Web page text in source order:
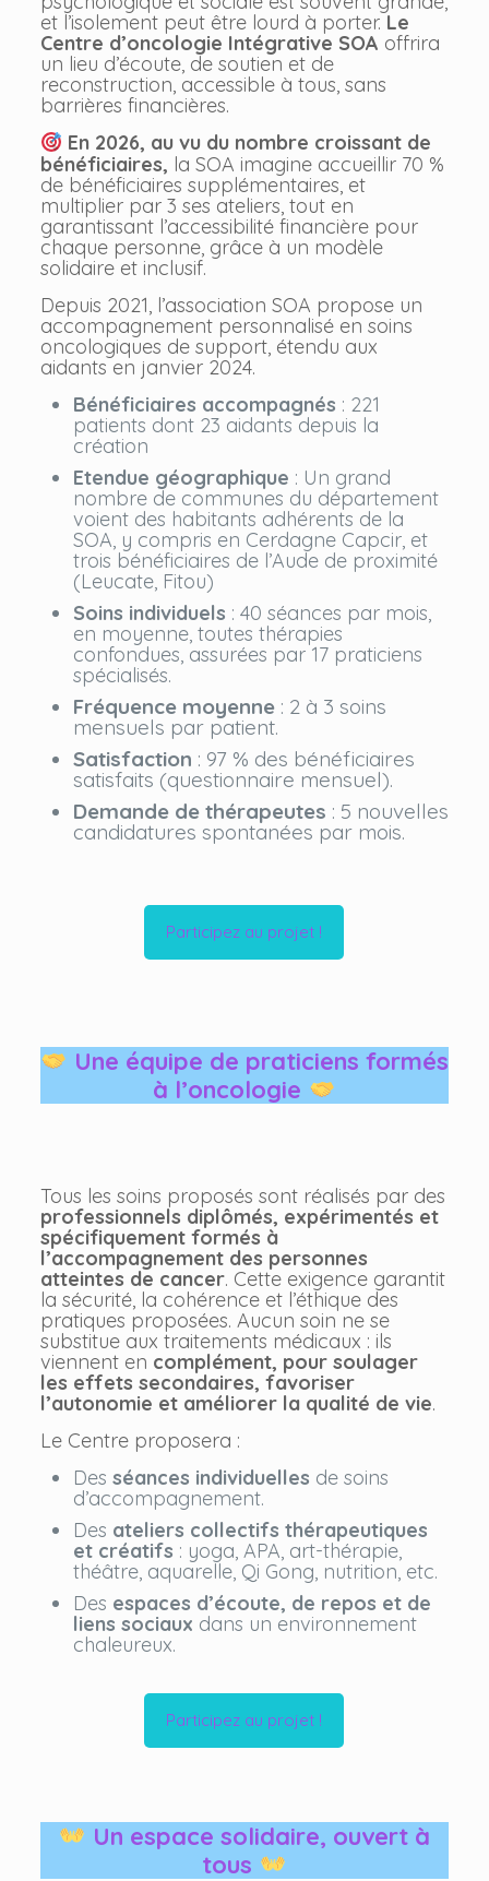
et l’isolement peut être lourd à porter. Le
Centre d’oncologie Intégrative SOA offrira
un lieu d’écoute, de soutien et de
reconstruction, accessible à tous, sans
barrières financières.
En 2026, au vu du nombre croissant de
bénéficiaires, la SOA imagine accueillir 70 %
de bénéficiaires supplémentaires, et
multiplier par 3 ses ateliers, tout en
garantissant l’accessibilité financière pour
chaque personne, grâce à un modèle
solidaire et inclusif.
Depuis 2021, l’association SOA propose un
accompagnement personnalisé en soins
oncologiques de support, étendu aux
aidants en janvier 2024.
Bénéficiaires accompagnés : 221
patients dont 23 aidants depuis la
création
Etendue géographique : Un grand
nombre de communes du département
voient des habitants adhérents de la
SOA, y compris en Cerdagne Capcir, et
trois bénéficiaires de l’Aude de proximité
(Leucate, Fitou)
Soins individuels : 40 séances par mois,
en moyenne, toutes thérapies
confondues, assurées par 17 praticiens
spécialisés.
Fréquence moyenne: 2 à 3 soins
mensuels par patient.
Satisfaction : 97 % des bénéficiaires
satisfaits (questionnaire mensuel).
Demande de thérapeutes : 5 nouvelles
candidatures spontanées par mois.
Participez au projet !
Une équipe de praticiens formés
à l’oncologie
Tous les soins proposés sont réalisés par des
professionnels diplômés, expérimentés et
spécifiquement formés à
l’accompagnement des personnes
atteintes de cancer. Cette exigence garantit
la sécurité, la cohérence et l’éthique des
pratiques proposées. Aucun soin ne se
substitue aux traitements médicaux : ils
viennent en complément, pour soulager
les effets secondaires, favoriser
l’autonomie et améliorer la qualité de vie.
Le Centre proposera :
Des séances individuelles de soins
d’accompagnement.
Des ateliers collectifs thérapeutiques
et créatifs : yoga, APA, art-thérapie,
théâtre, aquarelle, Qi Gong, nutrition, etc.
Des espaces d’écoute, de repos et de
liens sociaux dans un environnement
chaleureux.
Participez au projet !
Un espace solidaire, ouvert à
tous